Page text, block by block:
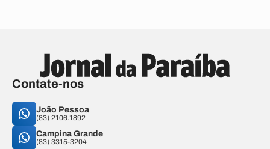
Contate-nos
João Pessoa
(83) 2106.1892
Campina Grande
(83) 3315-3204